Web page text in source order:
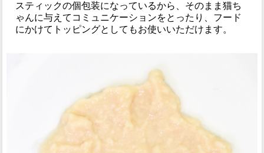
スティックの個包装になっているから、そのまま猫ち
ゃんに与えてコミュニケーションをとったり、フード
にかけてトッピングとしてもお使いいただけます。